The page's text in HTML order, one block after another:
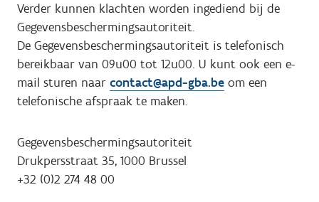
Verder kunnen klachten worden ingediend bij de
Gegevensbeschermingsautoriteit.
De Gegevensbeschermingsautoriteit is telefonisch
bereikbaar van 09u00 tot 12u00. U kunt ook een e-
mail sturen naar contact@apd-gba.be om een
telefonische afspraak te maken.
Gegevensbeschermingsautoriteit
Drukpersstraat 35, 1000 Brussel
+32 (0)2 274 48 00